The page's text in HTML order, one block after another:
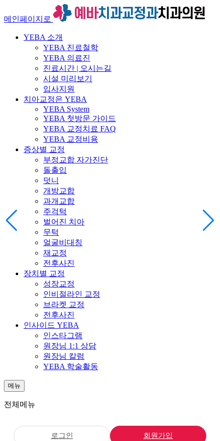
메인페이지로
YEBA 소개
YEBA 진료철학
YEBA 의료진
진료시간 | 오시는길
시설 미리보기
입사지원
치아교정은 YEBA
YEBA System
YEBA 첫방문 가이드
YEBA 교정치료 FAQ
YEBA 교정비용
증상별 교정
부정교합 자가진단
돌출입
덧니
개방교합
과개교합
주걱턱
벌어진 치아
무턱
얼굴비대칭
재교정
전후사진
장치별 교정
성장교정
인비절라인 교정
브라켓 교정
전후사진
인사이드 YEBA
인스타그램
원장님 1:1 상담
원장님 칼럼
YEBA 학술활동
메뉴
전체메뉴
로그인 회원가입